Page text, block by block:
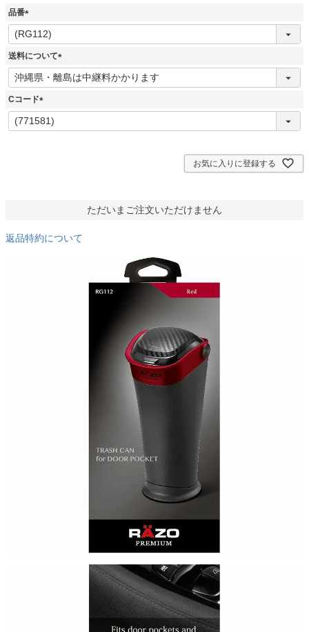
品番
(
必
須
送料について
(
必
Cコード
(
必
お気に入りに登録する
ただいまご注文いただけません
返品特約について